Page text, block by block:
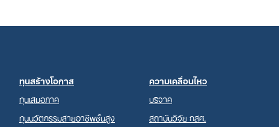
ทุนสร้างโอกาส
ทุนเสมอภาค
ทุนนวัตกรรมสายอาชีพชั้นสูง
ความเคลื่อนไหว
บริจาค
สถาบันวิจัย กสศ.